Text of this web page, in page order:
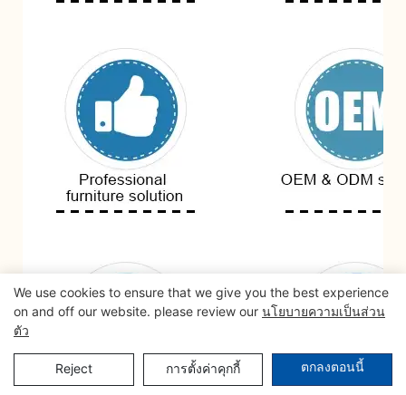
We use cookies to ensure that we give you the best experience
on and off our website. please review our นโยบายความเป็นส่วน
ตัว
Reject การตั้งค่าคุกกี้ ตกลงตอนนี้